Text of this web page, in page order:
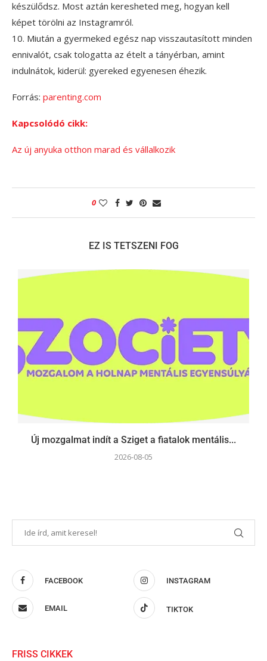
készülődsz. Most aztán keresheted meg, hogyan kell
képet törölni az Instagramról.
10. Miután a gyermeked egész nap visszautasított minden
ennivalót, csak tologatta az ételt a tányérban, amint
indulnátok, kiderül: gyereked egyenesen éhezik.
Forrás: parenting.com
Kapcsolódó cikk:
Az új anyuka otthon marad és vállalkozik
0
EZ IS TETSZENI FOG
Új mozgalmat indít a Sziget a fiatalok mentális...
2026-08-05
FACEBOOK INSTAGRAM
EMAIL TIKTOK
FRISS CIKKEK